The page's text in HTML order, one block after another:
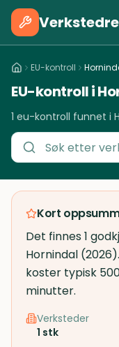
EU-kontroll
EU-kontroll i
1 eu-kontroll funnet i
Kort
Det finnes 1
Hornindal
koster typisk
minutter.
Verksteder
1 stk